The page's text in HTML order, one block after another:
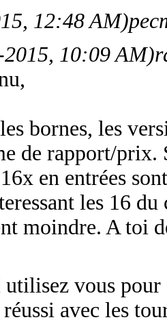
12:48 AM)
10:09 AM)
bornes, les
de rapport/prix.
en entrées
les 16
moindre. A toi
vous pour
avec les